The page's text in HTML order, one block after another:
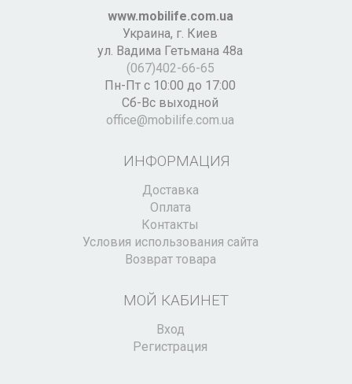
www.mobilife.com.ua
Украина, г. Киев
ул. Вадима Гетьмана 48а
(067)402-66-65
Пн-Пт с 10:00 до 17:00
Сб-Вс выходной
office@mobilife.com.ua
ИНФОРМАЦИЯ
Доставка
Оплата
Контакты
Условия использования сайта
Возврат товара
МОЙ КАБИНЕТ
Вход
Регистрация